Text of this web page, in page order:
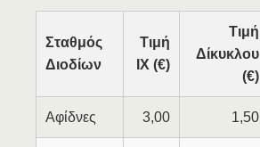
Σταθμός
Διοδίων
Τιμή
ΙΧ (€)
Τιμή
Δίκυκλου
(€)
Αφίδνες 3,00 1,50